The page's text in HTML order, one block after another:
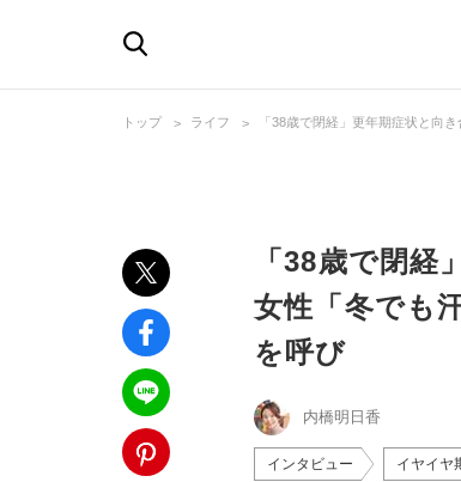
トップ ライフ 「38歳で閉経」更年期症状と向
「38歳で閉
女性「冬でも
を呼び
内橋明日香
インタビュー イヤイヤ